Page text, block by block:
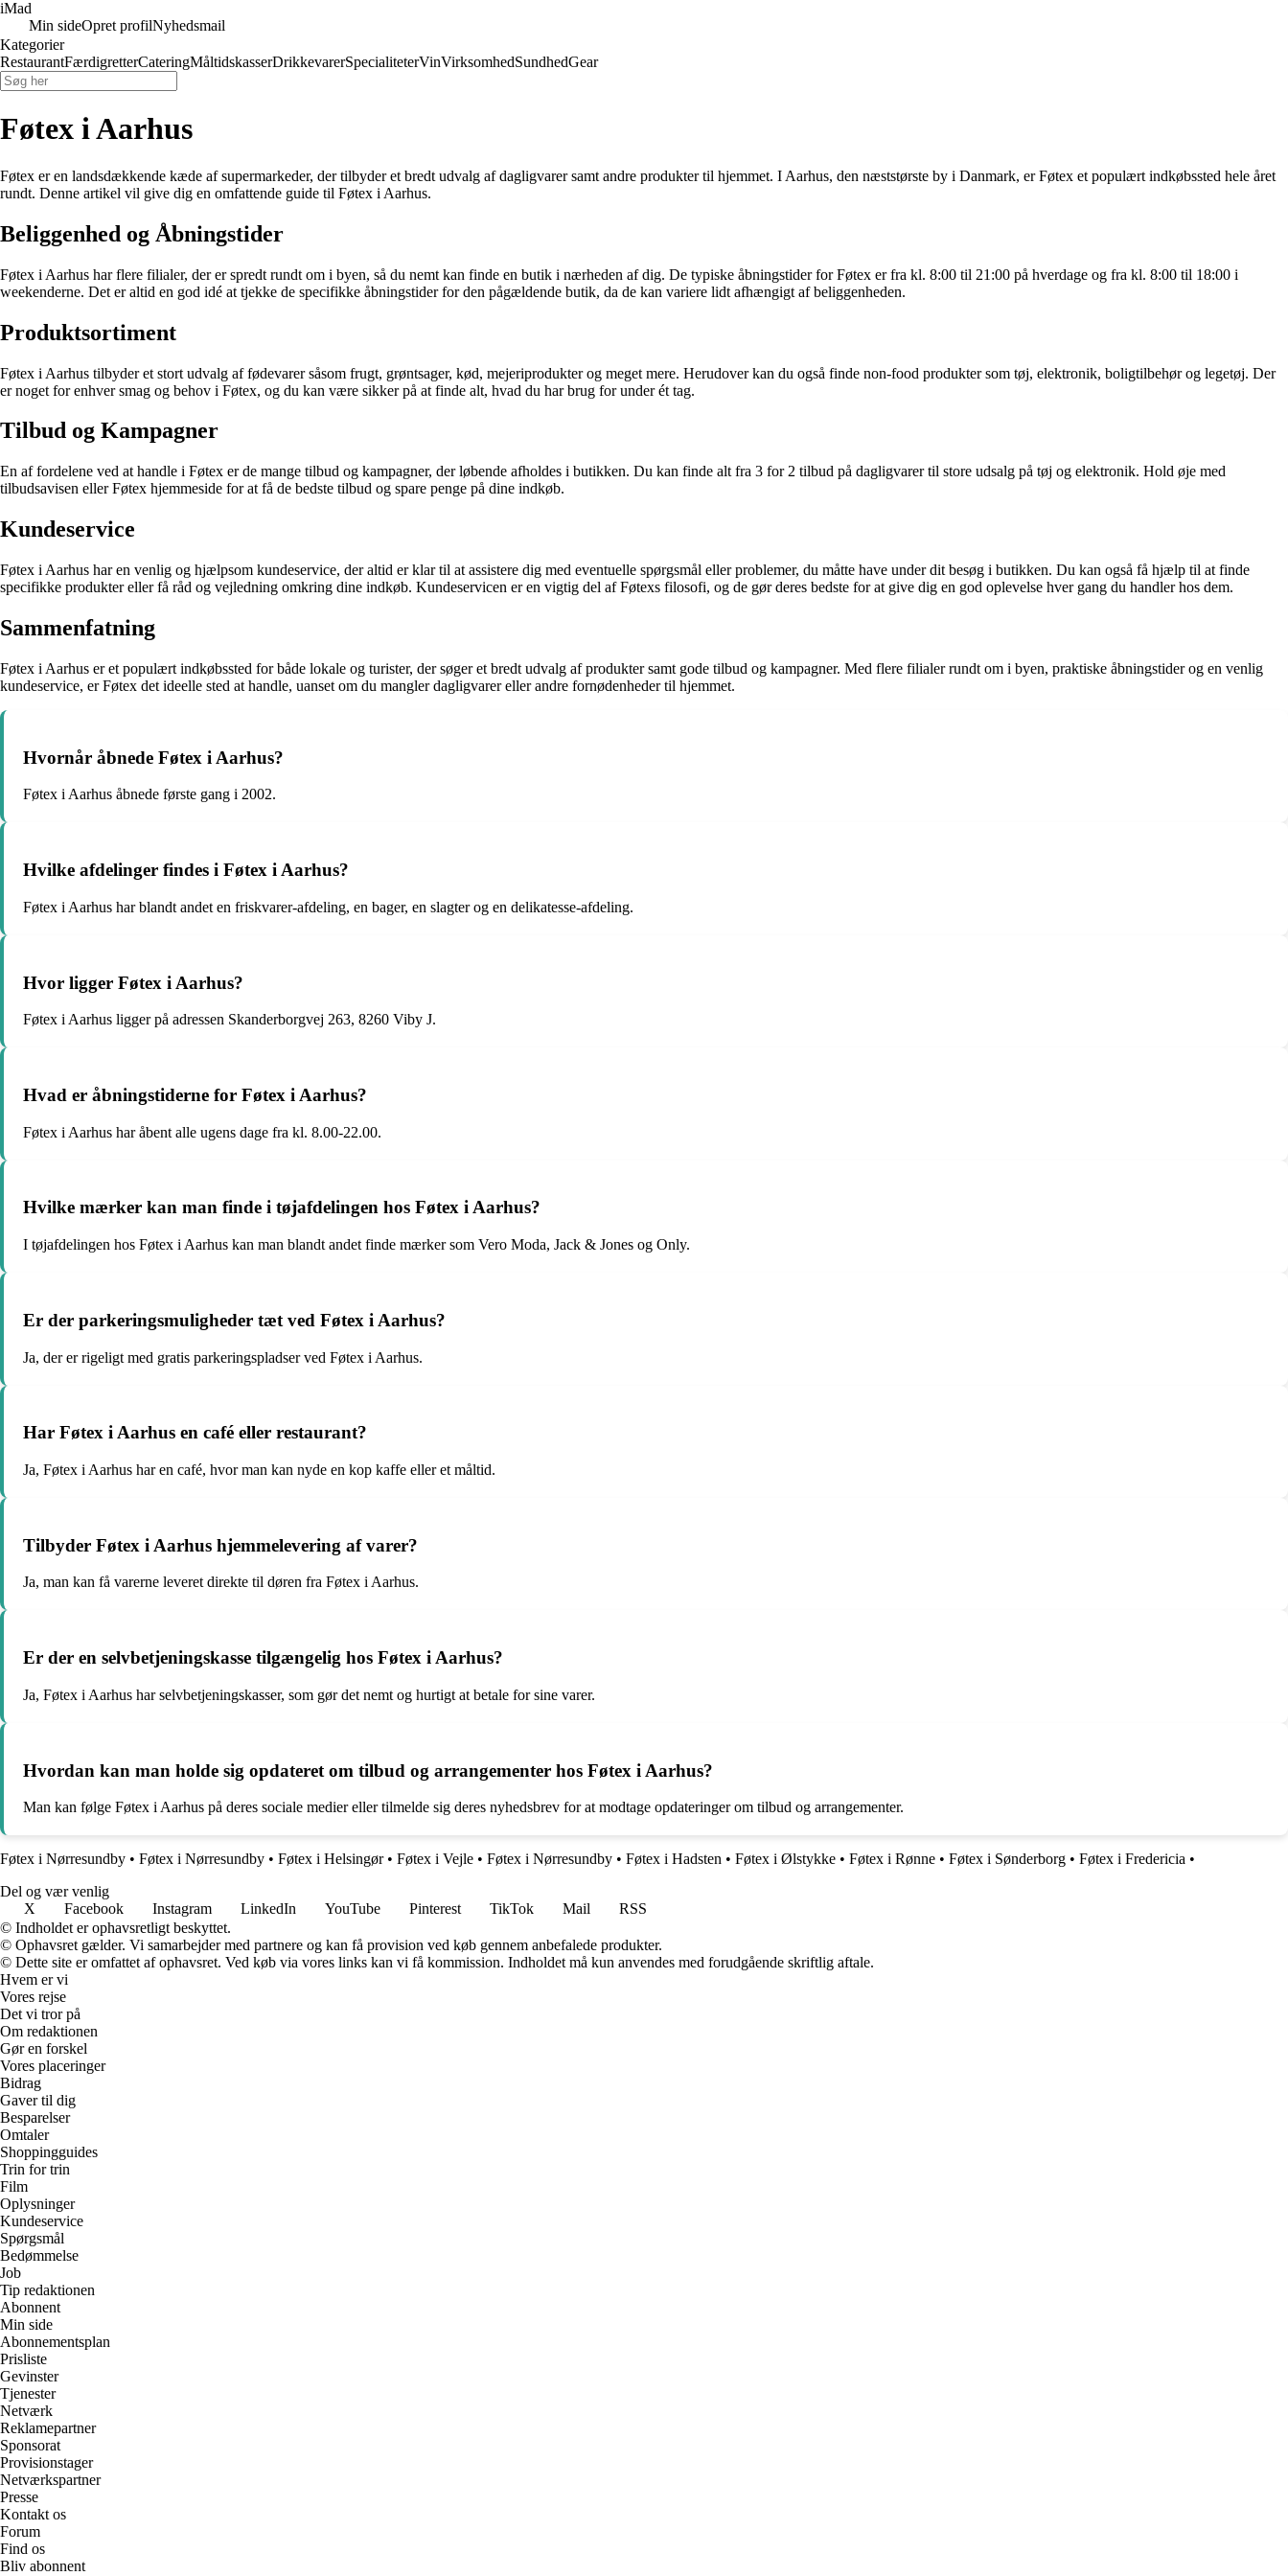
iMad
Min sideOpret profilNyhedsmail
Kategorier
RestaurantFærdigretterCateringMåltidskasserDrikkevarerSpecialiteterVinVirksomhedSundhedGear
Føtex i Aarhus
Føtex er en landsdækkende kæde af supermarkeder, der tilbyder et bredt udvalg af dagligvarer samt andre produkter til hjemmet. I Aarhus, den næststørste by i Danmark, er Føtex et populært indkøbssted hele året
rundt. Denne artikel vil give dig en omfattende guide til Føtex i Aarhus.
Beliggenhed og Åbningstider
Føtex i Aarhus har flere filialer, der er spredt rundt om i byen, så du nemt kan finde en butik i nærheden af dig. De typiske åbningstider for Føtex er fra kl. 8:00 til 21:00 på hverdage og fra kl. 8:00 til 18:00 i
weekenderne. Det er altid en god idé at tjekke de specifikke åbningstider for den pågældende butik, da de kan variere lidt afhængigt af beliggenheden.
Produktsortiment
Føtex i Aarhus tilbyder et stort udvalg af fødevarer såsom frugt, grøntsager, kød, mejeriprodukter og meget mere. Herudover kan du også finde non-food produkter som tøj, elektronik, boligtilbehør og legetøj. Der
er noget for enhver smag og behov i Føtex, og du kan være sikker på at finde alt, hvad du har brug for under ét tag.
Tilbud og Kampagner
En af fordelene ved at handle i Føtex er de mange tilbud og kampagner, der løbende afholdes i butikken. Du kan finde alt fra 3 for 2 tilbud på dagligvarer til store udsalg på tøj og elektronik. Hold øje med
tilbudsavisen eller Føtex hjemmeside for at få de bedste tilbud og spare penge på dine indkøb.
Kundeservice
Føtex i Aarhus har en venlig og hjælpsom kundeservice, der altid er klar til at assistere dig med eventuelle spørgsmål eller problemer, du måtte have under dit besøg i butikken. Du kan også få hjælp til at finde
specifikke produkter eller få råd og vejledning omkring dine indkøb. Kundeservicen er en vigtig del af Føtexs filosofi, og de gør deres bedste for at give dig en god oplevelse hver gang du handler hos dem.
Sammenfatning
Føtex i Aarhus er et populært indkøbssted for både lokale og turister, der søger et bredt udvalg af produkter samt gode tilbud og kampagner. Med flere filialer rundt om i byen, praktiske åbningstider og en venlig
kundeservice, er Føtex det ideelle sted at handle, uanset om du mangler dagligvarer eller andre fornødenheder til hjemmet.
Hvornår åbnede Føtex i Aarhus?
Føtex i Aarhus åbnede første gang i 2002.
Hvilke afdelinger findes i Føtex i Aarhus?
Føtex i Aarhus har blandt andet en friskvarer-afdeling, en bager, en slagter og en delikatesse-afdeling.
Hvor ligger Føtex i Aarhus?
Føtex i Aarhus ligger på adressen Skanderborgvej 263, 8260 Viby J.
Hvad er åbningstiderne for Føtex i Aarhus?
Føtex i Aarhus har åbent alle ugens dage fra kl. 8.00-22.00.
Hvilke mærker kan man finde i tøjafdelingen hos Føtex i Aarhus?
I tøjafdelingen hos Føtex i Aarhus kan man blandt andet finde mærker som Vero Moda, Jack & Jones og Only.
Er der parkeringsmuligheder tæt ved Føtex i Aarhus?
Ja, der er rigeligt med gratis parkeringspladser ved Føtex i Aarhus.
Har Føtex i Aarhus en café eller restaurant?
Ja, Føtex i Aarhus har en café, hvor man kan nyde en kop kaffe eller et måltid.
Tilbyder Føtex i Aarhus hjemmelevering af varer?
Ja, man kan få varerne leveret direkte til døren fra Føtex i Aarhus.
Er der en selvbetjeningskasse tilgængelig hos Føtex i Aarhus?
Ja, Føtex i Aarhus har selvbetjeningskasser, som gør det nemt og hurtigt at betale for sine varer.
Hvordan kan man holde sig opdateret om tilbud og arrangementer hos Føtex i Aarhus?
Man kan følge Føtex i Aarhus på deres sociale medier eller tilmelde sig deres nyhedsbrev for at modtage opdateringer om tilbud og arrangementer.
Føtex i Nørresundby • Føtex i Nørresundby • Føtex i Helsingør• Føtex i Vejle • Føtex i Nørresundby • Føtex i Hadsten • Føtex i Ølstykke • Føtex i Rønne • Føtex i Sønderborg • Føtex i Fredericia •
Del og vær venlig
X
Facebook Instagram LinkedIn YouTube Pinterest TikTok Mail
RSS
© Indholdet er ophavsretligt beskyttet.
© Ophavsret gælder. Vi samarbejder med partnere og kan få provision ved køb gennem anbefalede produkter.
© Dette site er omfattet af ophavsret. Ved køb via vores links kan vi få kommission. Indholdet må kun anvendes med forudgående skriftlig aftale.
Hvem er vi
Vores rejse
Det vi tror på
Om redaktionen
Gør en forskel
Vores placeringer
Bidrag
Gaver til dig
Besparelser
Omtaler
Shoppingguides
Trin for trin
Film
Oplysninger
Kundeservice
Spørgsmål
Bedømmelse
Job
Tip redaktionen
Abonnent
Min side
Abonnementsplan
Prisliste
Gevinster
Tjenester
Netværk
Reklamepartner
Sponsorat
Provisionstager
Netværkspartner
Presse
Kontakt os
Forum
Find os
Bliv abonnent